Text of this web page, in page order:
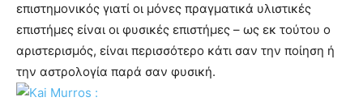
επιστημονικός γιατί οι μόνες πραγματικά υλιστικές
επιστήμες είναι οι φυσικές επιστήμες – ως εκ τούτου ο
αριστερισμός, είναι περισσότερο κάτι σαν την ποίηση ή
την αστρολογία παρά σαν φυσική.